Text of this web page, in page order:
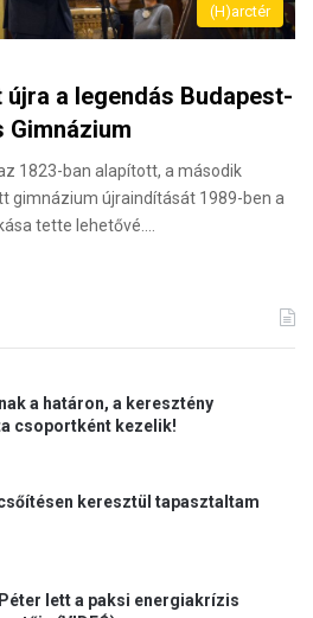
(H)arctér
a legendás Budapest-
Gimnázium
1823-ban alapított, a második
gimnázium újraindítását 1989-ben a
tette lehetővé.…
a határon, a keresztény
csoportként kezelik!
keresztül tapasztaltam
lett a paksi energiakrízis